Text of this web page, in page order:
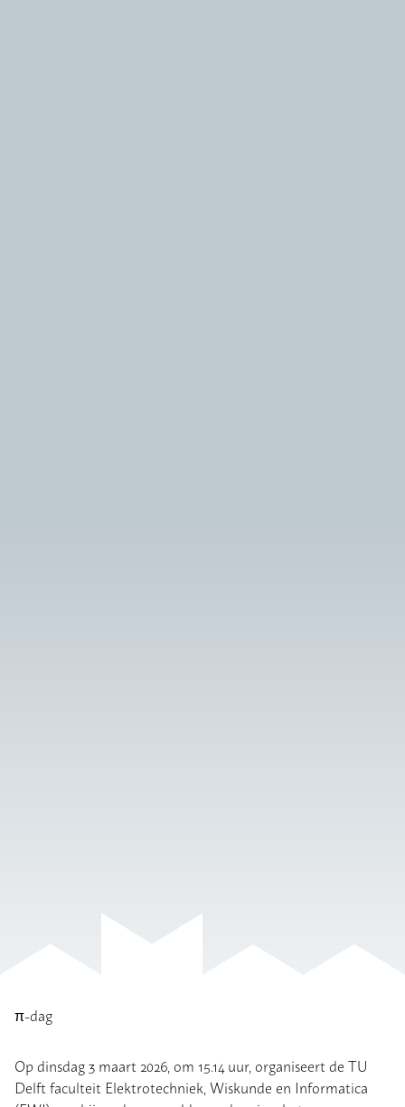
π-dag
Op dinsdag 3 maart 2026, om 15.14 uur, organiseert de TU
Delft faculteit Elektrotechniek, Wiskunde en Informatica